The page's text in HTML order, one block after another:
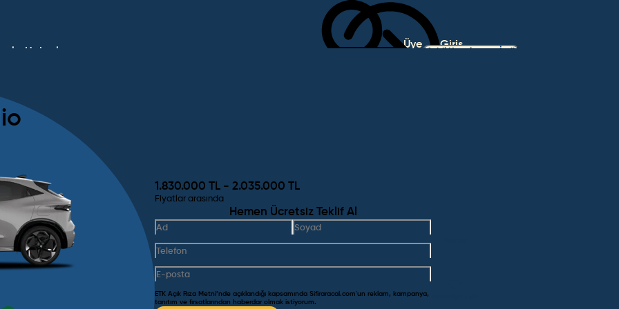
Haberler
Üye
Giriş
Mobil Uygulamayı İndir
1.830.000 TL - 2.035.000 TL
Fiyatlar arasında
Hemen Ücretsiz Teklif Al
ETK Açık Rıza Metni’nde açıklandığı kapsamında Sifiraracal.com'un reklam, kampanya,
tanıtım ve fırsatlarından haberdar olmak istiyorum.